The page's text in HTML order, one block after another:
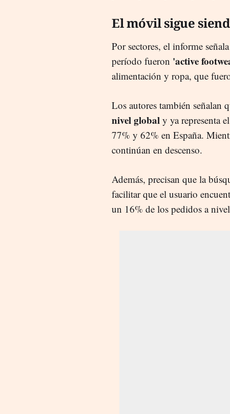
El móvil sigue
Por sectores, el informe
período fueron 'active
alimentación y ropa, que
Los autores también señalan
nivel global y ya representa
77% y 62% en España.
continúan en descenso.
Además, precisan que la
facilitar que el usuario
un 16% de los pedidos a